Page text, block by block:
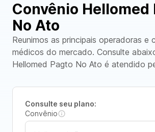
Convênio Hellomed
No Ato
Reunimos as principais operadoras e
médicos do mercado. Consulte
Hellomed Pagto No Ato é atendido
Consulte seu plano:
Convênio